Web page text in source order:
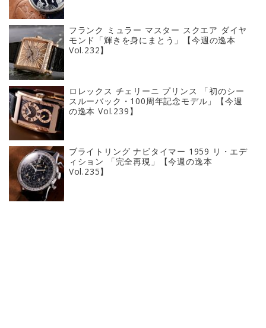
フランク ミュラー マスター スクエア ダイヤ
モンド「輝きを身にまとう」【今週の逸本
Vol.232】
ロレックス チェリーニ プリンス 「初のシー
スルーバック・100周年記念モデル」【今週
の逸本 Vol.239】
ブライトリング ナビタイマー 1959 リ・エデ
ィション 「完全再現」【今週の逸本
Vol.235】